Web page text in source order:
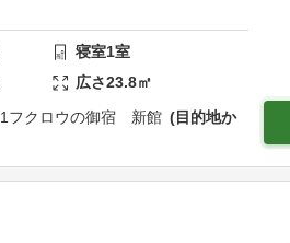
寝室1室
広さ23.8㎡
フクロウの御宿 新館
目的地か